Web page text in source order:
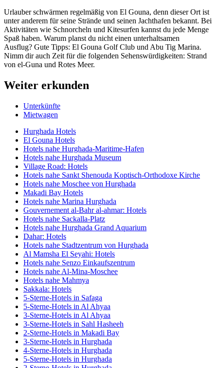
Urlauber schwärmen regelmäßig von El Gouna, denn dieser Ort ist
unter anderem für seine Strände und seinen Jachthafen bekannt. Bei
Aktivitäten wie Schnorcheln und Kitesurfen kannst du jede Menge
Spaß haben. Warum planst du nicht einen unterhaltsamen
Ausflug? Gute Tipps: El Gouna Golf Club und Abu Tig Marina.
Nimm dir auch Zeit für die folgenden Sehenswürdigkeiten: Strand
von el-Guna und Rotes Meer.
Weiter erkunden
Unterkünfte
Mietwagen
Hurghada Hotels
El Gouna Hotels
Hotels nahe Hurghada-Maritime-Hafen
Hotels nahe Hurghada Museum
Village Road: Hotels
Hotels nahe Sankt Shenouda Koptisch-Orthodoxe Kirche
Hotels nahe Moschee von Hurghada
Makadi Bay Hotels
Hotels nahe Marina Hurghada
Gouvernement al-Bahr al-ahmar: Hotels
Hotels nahe Sackalla-Platz
Hotels nahe Hurghada Grand Aquarium
Dahar: Hotels
Hotels nahe Stadtzentrum von Hurghada
Al Mamsha El Seyahi: Hotels
Hotels nahe Senzo Einkaufszentrum
Hotels nahe Al-Mina-Moschee
Hotels nahe Mahmya
Sakkala: Hotels
5-Sterne-Hotels in Safaga
5-Sterne-Hotels in Al Ahyaa
3-Sterne-Hotels in Al Ahyaa
3-Sterne-Hotels in Sahl Hasheeh
2-Sterne-Hotels in Makadi Bay
3-Sterne-Hotels in Hurghada
4-Sterne-Hotels in Hurghada
5-Sterne-Hotels in Hurghada